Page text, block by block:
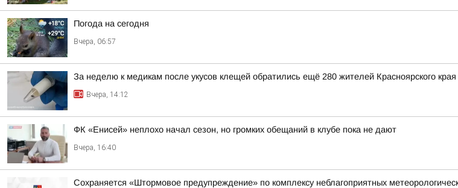
Погода на сегодня
Вчера, 06:57
За неделю к медикам после укусов клещей обратились ещё 280 жителей Красноярского края
Вчера, 14:12
ФК «Енисей» неплохо начал сезон, но громких обещаний в клубе пока не дают
Вчера, 16:40
Сохраняется «Штормовое предупреждение» по комплексу неблагоприятных